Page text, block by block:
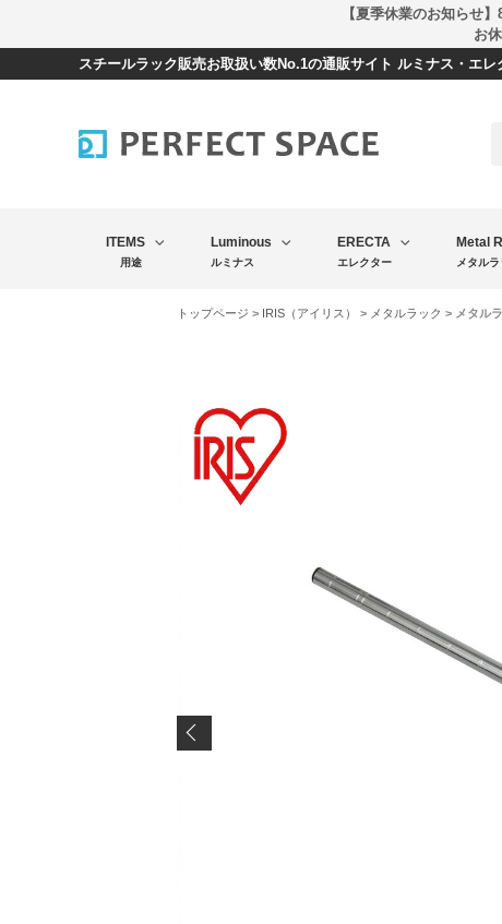
【夏季休業のお知らせ
お
スチールラック販売お取扱い数No.1の通販サイト ルミナス・エ
ITEMS
用途
Luminous
ルミナス
ERECTA
エレクター
Metal
メタルラ
トップページ > IRIS（アイリス） > メタルラック > メタル